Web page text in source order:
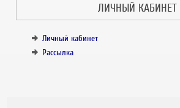
ЛИЧНЫЙ КАБИНЕТ
Личный кабинет
Рассылка